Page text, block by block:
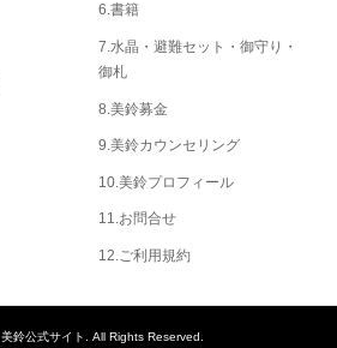
6.書籍
7.水晶・避難セット・御守り・
御札
8.美鈴募金
9.美鈴カウンセリング
10.美鈴プロフィール
11.お問合せ
12.ご利用規約
鈴公式サイト. All Rights Reserved.